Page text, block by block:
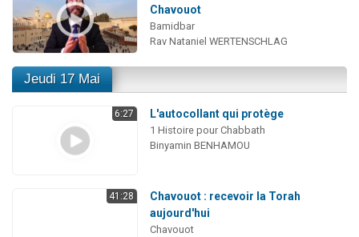
Chavouot
Bamidbar
Rav Nataniel WERTENSCHLAG
Jeudi 17 Mai
6:27 L'autocollant qui protège
1 Histoire pour Chabbath
Binyamin BENHAMOU
41:28
Chavouot : recevoir la Torah
aujourd'hui
Chavouot